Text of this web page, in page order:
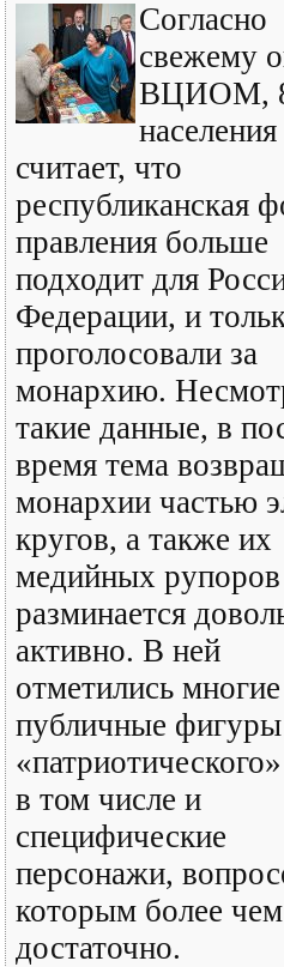
Согласно
свежему
ВЦИОМ,
населения
считает, что
республиканская
правления больше
подходит для
Федерации, и
проголосовали за
монархию.
такие данные, в
время тема
монархии частью
кругов, а также их
медийных рупоров
разминается
активно. В ней
отметились многие
публичные фигуры
в том числе и
специфические
персонажи,
которым более чем
достаточно.